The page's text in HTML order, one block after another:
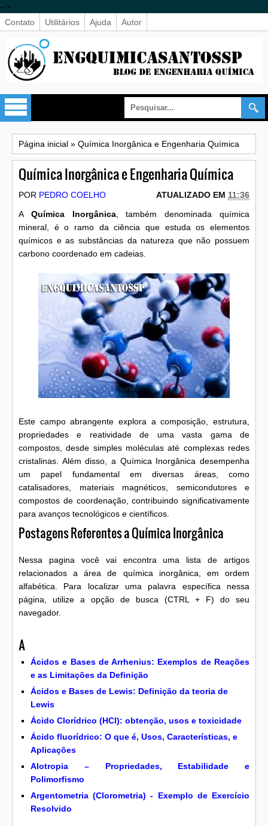
-->
Contato
Utilitários Ajuda Autor
Página inicial » Química Inorgânica e Engenharia Química
Química Inorgânica e Engenharia Química
POR PEDRO COELHO ATUALIZADO EM 11:36
A Química Inorgânica, também denominada química
mineral, é o ramo da ciência que estuda os elementos
químicos e as substâncias da natureza que não possuem
carbono coordenado em cadeias.
Este campo abrangente explora a composição, estrutura,
propriedades e reatividade de uma vasta gama de
compostos, desde simples moléculas até complexas redes
cristalinas. Além disso, a Química Inorgânica desempenha
um papel fundamental em diversas áreas, como
catalisadores, materiais magnéticos, semicondutores e
compostos de coordenação, contribuindo significativamente
para avanços tecnológicos e científicos.
Postagens Referentes a Química Inorgânica
Nessa pagina você vai encontra uma lista de artigos
relacionados a área de química inorgânica, em ordem
alfabética. Para localizar uma palavra específica nessa
página, utilize a opção de busca (CTRL + F) do seu
navegador.
A
Ácidos e Bases de Arrhenius: Exemplos de Reações
e as Limitações da Definição
Ácidos e Bases de Lewis: Definição da teoria de
Lewis
Ácido Clorídrico (HCl): obtenção, usos e toxicidade
Ácido fluorídrico: O que é, Usos, Características, e
Aplicações
Alotropia – Propriedades, Estabilidade e
Polimorfismo
Argentometria (Clorometria) - Exemplo de Exercício
Resolvido